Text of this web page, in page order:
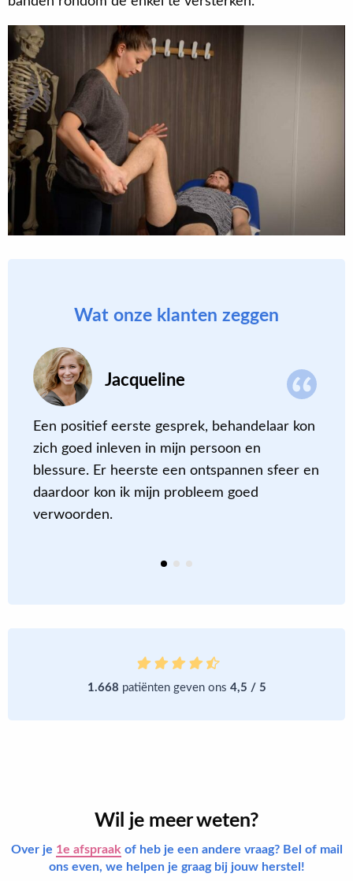
Wat onze klanten zeggen
Jacqueline
Een positief eerste gesprek, behandelaar kon
zich goed inleven in mijn persoon en
blessure. Er heerste een ontspannen sfeer en
daardoor kon ik mijn probleem goed
verwoorden.
1.668 patiënten geven ons 4,5 / 5
Wil je meer weten?
Over je 1e afspraakof heb je een andere vraag? Bel of mail
ons even, we helpen je graag bij jouw herstel!